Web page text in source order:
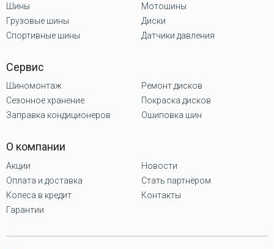
Шины
Грузовые шины
Спортивные шины
Мотошины
Диски
Датчики давления
Сервис
Шиномонтаж
Сезонное хранение
Заправка кондиционеров
Ремонт дисков
Покраска дисков
Ошиповка шин
О компании
Акции
Оплата и доставка
Колеса в кредит
Гарантии
Новости
Стать партнёром
Контакты